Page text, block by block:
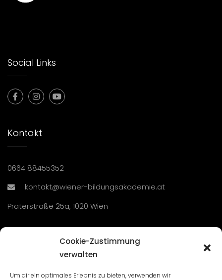
Cookie-Zustimmung
verwalten
Um dir ein optimales Erlebnis zu bieten, verwenden wir
Social Links
Kontakt
0664 88455352
kontakt@wiener-bildungsakademie.at
Praterstraße 25a, 1020 Wien
Seminare und Veranstaltungen